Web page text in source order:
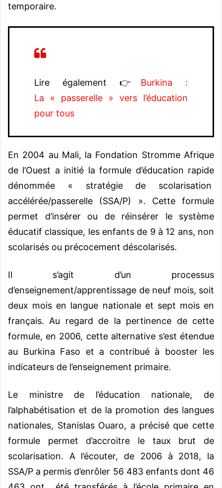
temporaire.
Lire également 👉 Burkina :
La « passerelle » vers l’éducation
pour tous
En 2004 au Mali, la Fondation Stromme Afrique
de l’Ouest a initié la formule d’éducation rapide
dénommée « stratégie de scolarisation
accélérée/passerelle (SSA/P) ». Cette formule
permet d’insérer ou de réinsérer le système
éducatif classique, les enfants de 9 à 12 ans, non
scolarisés ou précocement déscolarisés.
Il s’agit d’un processus
d’enseignement/apprentissage de neuf mois, soit
deux mois en langue nationale et sept mois en
français. Au regard de la pertinence de cette
formule, en 2006, cette alternative s’est étendue
au Burkina Faso et a contribué à booster les
indicateurs de l’enseignement primaire.
Le ministre de l’éducation nationale, de
l’alphabétisation et de la promotion des langues
nationales, Stanislas Ouaro, a précisé que cette
formule permet d’accroitre le taux brut de
scolarisation. A l’écouter, de 2006 à 2018, la
SSA/P a permis d’enrôler 56 483 enfants dont 46